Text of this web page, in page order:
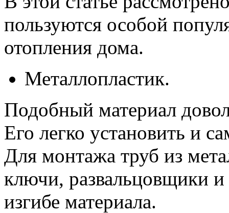
пользуются особой
отопления дома.
Металлопластик.
Подобный материал
Его легко установить и
Для монтажа труб из
ключи, развальцовщики
изгибе материала.